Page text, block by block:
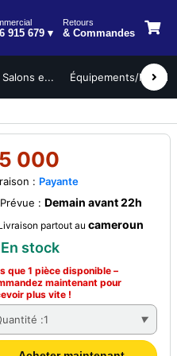
915 679 ▾
Retours
& Commandes
e... Équipements/
000
: Payante
: Demain avant 22h
partout au cameroun
En stock
que 1 pièce disponible –
maintenant pour
plus vite !
:1